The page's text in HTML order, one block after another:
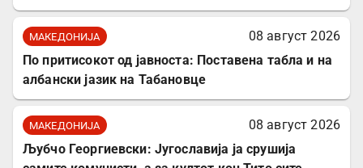
МАКЕДОНИЈА
08 август 2026
По притисокот од јавноста: Поставена табла и на
албански јазик на Табановце
МАКЕДОНИЈА
08 август 2026
Љубчо Георгиевски: Југославија ја срушија